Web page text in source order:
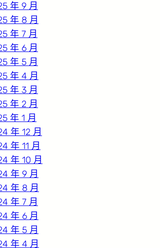
年 9 月
年 8 月
年 7 月
年 6 月
年 5 月
年 4 月
年 3 月
年 2 月
年 1 月
年 12 月
年 11 月
年 10 月
年 9 月
年 8 月
年 7 月
年 6 月
年 5 月
年 4 月